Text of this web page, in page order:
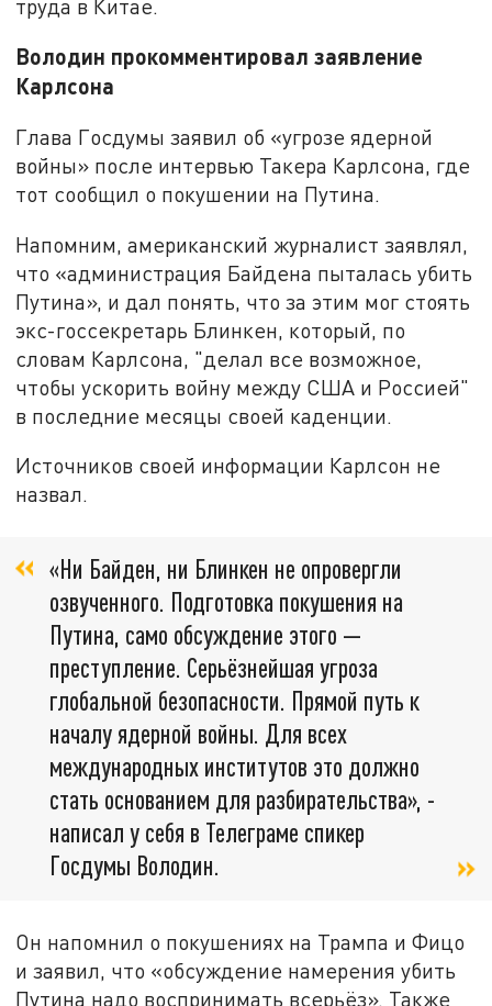
труда в Китае.
Володин прокомментировал заявление
Карлсона
Глава Госдумы заявил об «угрозе ядерной
войны» после интервью Такера Карлсона, где
тот сообщил о покушении на Путина.
Напомним, американский журналист заявлял,
что «администрация Байдена пыталась убить
Путина», и дал понять, что за этим мог стоять
экс-госсекретарь Блинкен, который, по
словам Карлсона, "делал все возможное,
чтобы ускорить войну между США и Россией"
в последние месяцы своей каденции.
Источников своей информации Карлсон не
назвал.
«Ни Байден, ни Блинкен не опровергли
озвученного. Подготовка покушения на
Путина, само обсуждение этого —
преступление. Серьёзнейшая угроза
глобальной безопасности. Прямой путь к
началу ядерной войны. Для всех
международных институтов это должно
стать основанием для разбирательства», -
написал у себя в Телеграме спикер
Госдумы Володин.
Он напомнил о покушениях на Трампа и Фицо
и заявил, что «обсуждение намерения убить
Путина надо воспринимать всерьёз». Также